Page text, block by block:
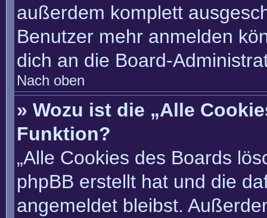
außerdem komplett
Benutzer mehr anmelden
dich an die Board-
Nach oben
» Wozu ist die „Alle
Funktion?
„Alle Cookies des Boards
phpBB erstellt hat und die
angemeldet bleibst.